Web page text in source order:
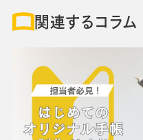
関連するコラム